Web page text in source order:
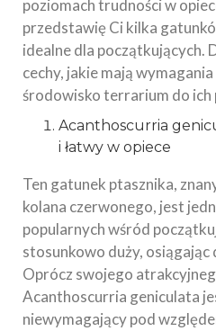
poziomach trudności w
przedstawię Ci kilka
idealne dla początkujących.
cechy, jakie mają
środowisko terrarium do ich
Acanthoscurria
i łatwy w opiece
Ten gatunek ptasznika,
kolana czerwonego, jest
popularnych wśród
stosunkowo duży, osiągając
Oprócz swojego
Acanthoscurria geniculata
niewymagający pod